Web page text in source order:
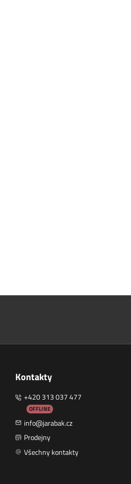
Kontakty
+420 313 037 477
OFFLINE
info@jarabak.cz
Prodejny
Všechny kontakty